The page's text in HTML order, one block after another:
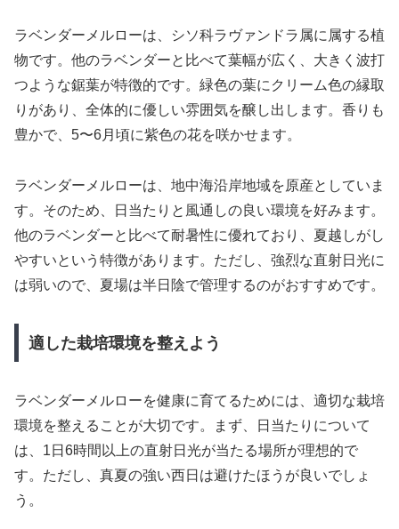
ラベンダーメルローは、シソ科ラヴァンドラ属に属する植
物です。他のラベンダーと比べて葉幅が広く、大きく波打
つような鋸葉が特徴的です。緑色の葉にクリーム色の縁取
りがあり、全体的に優しい雰囲気を醸し出します。香りも
豊かで、5〜6月頃に紫色の花を咲かせます。
ラベンダーメルローは、地中海沿岸地域を原産としていま
す。そのため、日当たりと風通しの良い環境を好みます。
他のラベンダーと比べて耐暑性に優れており、夏越しがし
やすいという特徴があります。ただし、強烈な直射日光に
は弱いので、夏場は半日陰で管理するのがおすすめです。
適した栽培環境を整えよう
ラベンダーメルローを健康に育てるためには、適切な栽培
環境を整えることが大切です。まず、日当たりについて
は、1日6時間以上の直射日光が当たる場所が理想的で
す。ただし、真夏の強い西日は避けたほうが良いでしょ
う。